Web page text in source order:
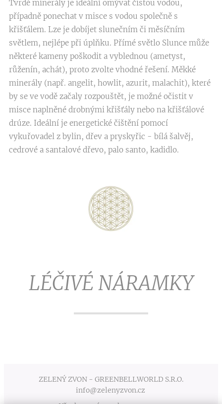
Tvrdé minerály je ideální omývat čistou vodou,
případně ponechat v misce s vodou společně s
křišťálem. Lze je dobíjet slunečním či měsíčním
světlem, nejlépe při úplňku. Přímé světlo Slunce může
některé kameny poškodit a vyblednou (ametyst,
růženín, achát), proto zvolte vhodné řešení. Měkké
minerály (např. angelit, howlit, azurit, malachit), které
by se ve vodě začaly rozpouštět, je možné očistit v
misce naplněné drobnými křišťály nebo na křišťálové
drúze. Ideální je energetické čištění pomocí
vykuřovadel z bylin, dřev a pryskyřic - bílá šalvěj,
cedrové a santalové dřevo, palo santo, kadidlo.
LÉČIVÉ NÁRAMKY
ZELENÝ ZVON - GREENBELLWORLD S.R.O.
info@zelenyzvon.cz